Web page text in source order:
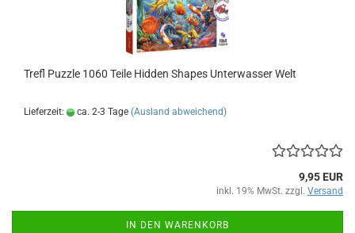
Trefl Puz­zle 1060 Teile Hid­den Shapes Un­ter­was­ser Welt
Lieferzeit: ca. 2-3 Tage (Ausland abweichend)
9,95 EUR
inkl. 19% MwSt. zzgl. Versand
IN DEN WARENKORB